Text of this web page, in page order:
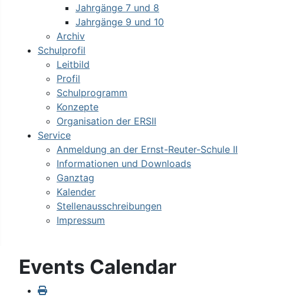
Jahrgänge 7 und 8
Jahrgänge 9 und 10
Archiv
Schulprofil
Leitbild
Profil
Schulprogramm
Konzepte
Organisation der ERSII
Service
Anmeldung an der Ernst-Reuter-Schule II
Informationen und Downloads
Ganztag
Kalender
Stellenausschreibungen
Impressum
Events Calendar